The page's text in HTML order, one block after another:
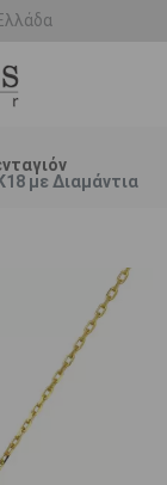
με Διαμάντια